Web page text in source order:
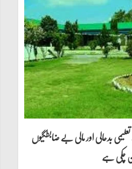
بدحالی اور مالی بے ضابطگیوں
چکی ہے